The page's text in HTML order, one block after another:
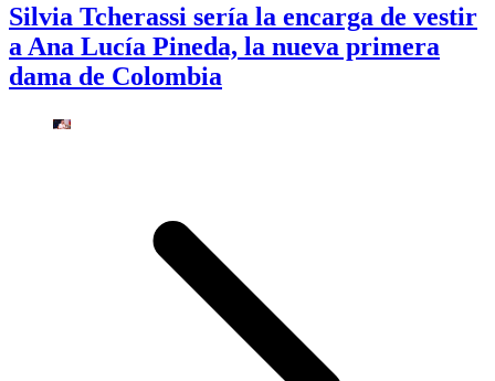
Silvia Tcherassi sería la encarga de vestir
a Ana Lucía Pineda, la nueva primera
dama de Colombia